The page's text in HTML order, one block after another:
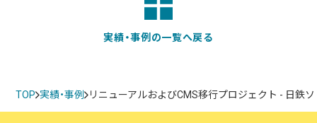
実績・事例の一覧へ戻る
TOP 実績・事例 リニューアルおよびCMS移行プロジェクト - 日鉄